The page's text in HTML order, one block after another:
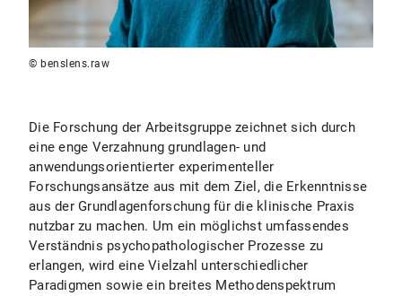
© benslens.raw
Die Forschung der Arbeitsgruppe zeichnet sich durch
eine enge Verzahnung grundlagen- und
anwendungsorientierter experimenteller
Forschungsansätze aus mit dem Ziel, die Erkenntnisse
aus der Grundlagenforschung für die klinische Praxis
nutzbar zu machen. Um ein möglichst umfassendes
Verständnis psychopathologischer Prozesse zu
erlangen, wird eine Vielzahl unterschiedlicher
Paradigmen sowie ein breites Methodenspektrum